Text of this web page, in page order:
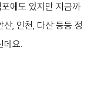
에도 있지만 지금까
, 인천, 다산 등등 정
데요.